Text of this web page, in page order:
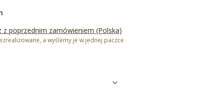
z poprzednim zamówieniem (Polska)
a wyślemy je w jednej paczce